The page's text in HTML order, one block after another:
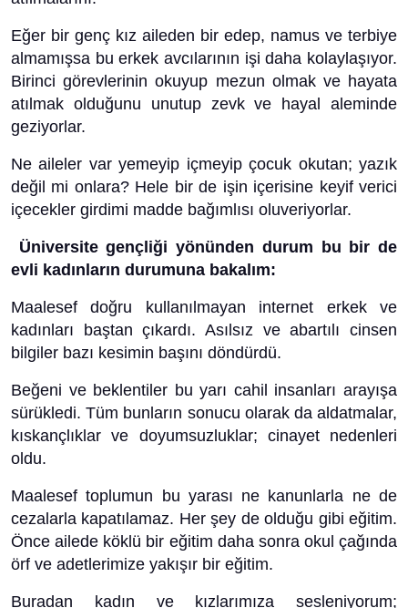
Eğer bir genç kız aileden bir edep, namus ve terbiye
almamışsa bu erkek avcılarının işi daha kolaylaşıyor.
Birinci görevlerinin okuyup mezun olmak ve hayata
atılmak olduğunu unutup zevk ve hayal aleminde
geziyorlar.
Ne aileler var yemeyip içmeyip çocuk okutan; yazık
değil mi onlara? Hele bir de işin içerisine keyif verici
içecekler girdimi madde bağımlısı oluveriyorlar.
Üniversite gençliği yönünden durum bu bir de
evli kadınların durumuna bakalım:
Maalesef doğru kullanılmayan internet erkek ve
kadınları baştan çıkardı. Asılsız ve abartılı cinsen
bilgiler bazı kesimin başını döndürdü.
Beğeni ve beklentiler bu yarı cahil insanları arayışa
sürükledi. Tüm bunların sonucu olarak da aldatmalar,
kıskançlıklar ve doyumsuzluklar; cinayet nedenleri
oldu.
Maalesef toplumun bu yarası ne kanunlarla ne de
cezalarla kapatılamaz. Her şey de olduğu gibi eğitim.
Önce ailede köklü bir eğitim daha sonra okul çağında
örf ve adetlerimize yakışır bir eğitim.
Buradan kadın ve kızlarımıza sesleniyorum;